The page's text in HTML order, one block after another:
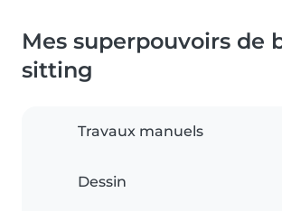
Mes superpouvoirs de
sitting
Travaux manuels
Dessin